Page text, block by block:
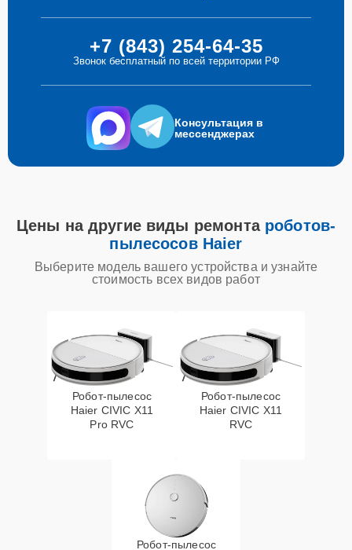
+7 (843) 254-64-35
Звонок бесплатный по всей территории РФ
Консультация в
мессенджерах
Цены на другие виды ремонта роботов-
пылесосов Haier
Выберите модель вашего устройства и узнайте
стоимость всех видов работ
Робот-пылесос
Haier CIVIC X11
Pro RVC
Робот-пылесос
Haier CIVIC X11
RVC
Робот-пылесос